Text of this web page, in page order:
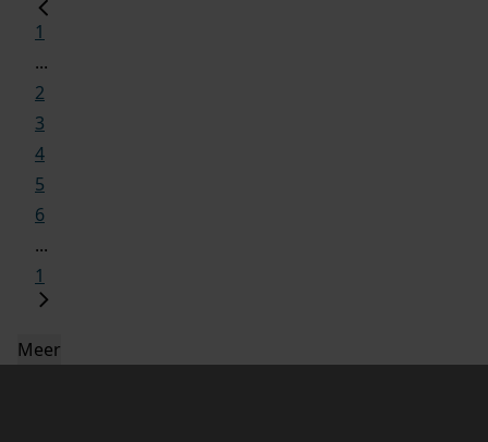
1
...
2
3
4
5
6
...
1
Meer